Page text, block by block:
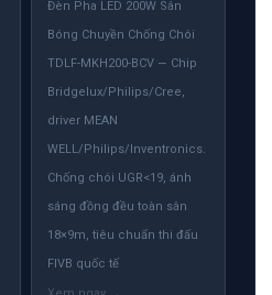
Đèn Pha LED 200W Sân
Bóng Chuyền Chống Chói
TDLF-MKH200-BCV — Chip
Bridgelux/Philips/Cree,
driver MEAN
WELL/Philips/Inventronics.
Chống chói UGR<19, ánh
sáng đồng đều toàn sân
18×9m, tiêu chuẩn thi đấu
FIVB quốc tế